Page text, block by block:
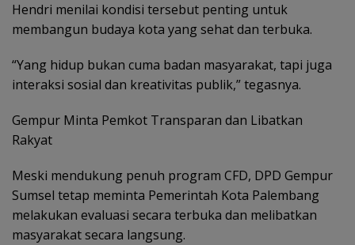
Hendri menilai kondisi tersebut penting untuk
membangun budaya kota yang sehat dan terbuka.
“Yang hidup bukan cuma badan masyarakat, tapi juga
interaksi sosial dan kreativitas publik,” tegasnya.
Gempur Minta Pemkot Transparan dan Libatkan
Rakyat
Meski mendukung penuh program CFD, DPD Gempur
Sumsel tetap meminta Pemerintah Kota Palembang
melakukan evaluasi secara terbuka dan melibatkan
masyarakat secara langsung.